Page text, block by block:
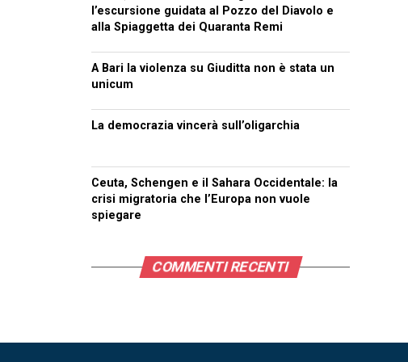
l’escursione guidata al Pozzo del Diavolo e
alla Spiaggetta dei Quaranta Remi
A Bari la violenza su Giuditta non è stata un
unicum
La democrazia vincerà sull’oligarchia
Ceuta, Schengen e il Sahara Occidentale: la
crisi migratoria che l’Europa non vuole
spiegare
COMMENTI RECENTI